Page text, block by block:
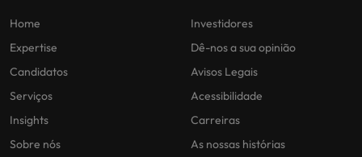
Home
Expertise
Candidatos
Serviços
Insights
Sobre nós
Investidores
Dê-nos a sua opinião
Avisos Legais
Acessibilidade
Carreiras
As nossas histórias